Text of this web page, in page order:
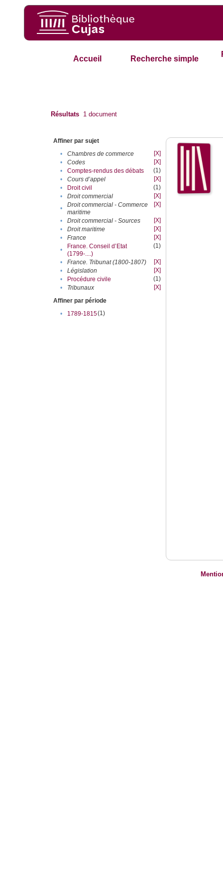
Accueil Recherche simple
Résultats 1 document
Affiner par sujet
•
Chambres de commerce
[X]
•
Codes
[X]
•
Comptes-rendus des débats
(1)
•
Cours d’appel
[X]
•
Droit civil
(1)
•
Droit commercial
[X]
•
Droit commercial - Commerce
maritime
[X]
• Droit commercial - Sources
[X]
•
Droit maritime
[X]
•
France
[X]
•
France. Conseil d’Etat
(1799-....)
(1)
• France. Tribunat (1800-1807)
[X]
•
Législation
[X]
•
Procédure civile
(1)
•
Tribunaux
[X]
Affiner par période
•
1789-1815(1)